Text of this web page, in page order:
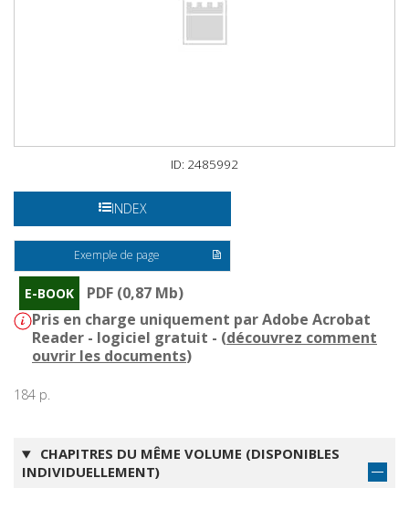
ID: 2485992
INDEX
Exemple de page
E-BOOK
PDF (0,87 Mb)
Pris en charge uniquement par Adobe Acrobat
Reader - logiciel gratuit - (découvrez comment
ouvrir les documents)
184 p.
CHAPITRES DU MÊME VOLUME (DISPONIBLES
INDIVIDUELLEMENT)